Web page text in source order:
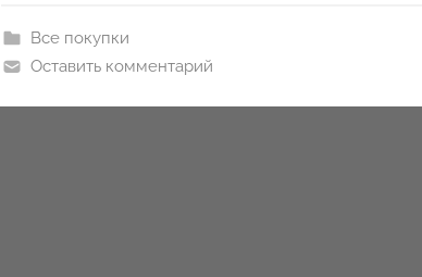
o
Все покупки
Оставить комментарий